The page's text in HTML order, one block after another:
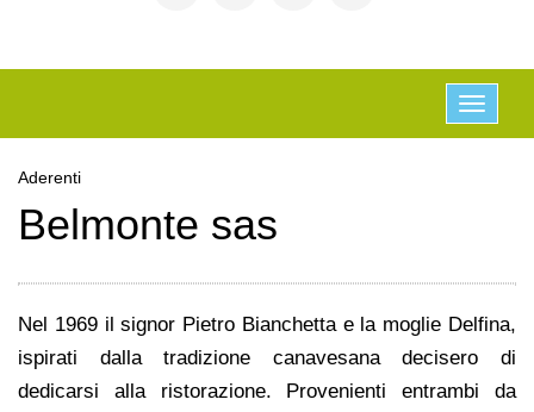
Aderenti
Belmonte sas
Nel 1969 il signor Pietro Bianchetta e la moglie Delfina,
ispirati dalla tradizione canavesana decisero di
dedicarsi alla ristorazione. Provenienti entrambi da